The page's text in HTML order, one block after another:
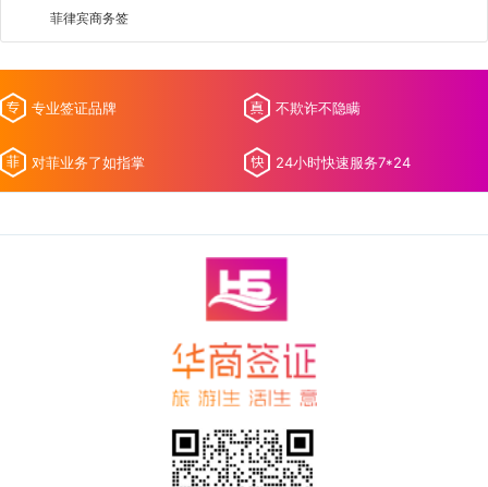
菲律宾商务签
专业签证品牌 不欺诈不隐瞒
对菲业务了如指掌 24小时快速服务7*24